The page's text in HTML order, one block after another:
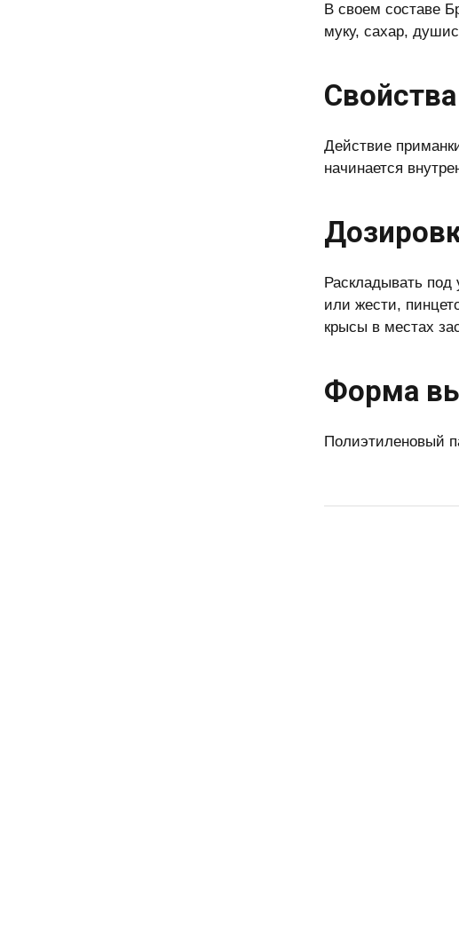
В своем составе
муку, сахар,
Свойства
Действие
начинается
Раскладывать под
или жести,
крысы в местах
Форма
Полиэтиленовый